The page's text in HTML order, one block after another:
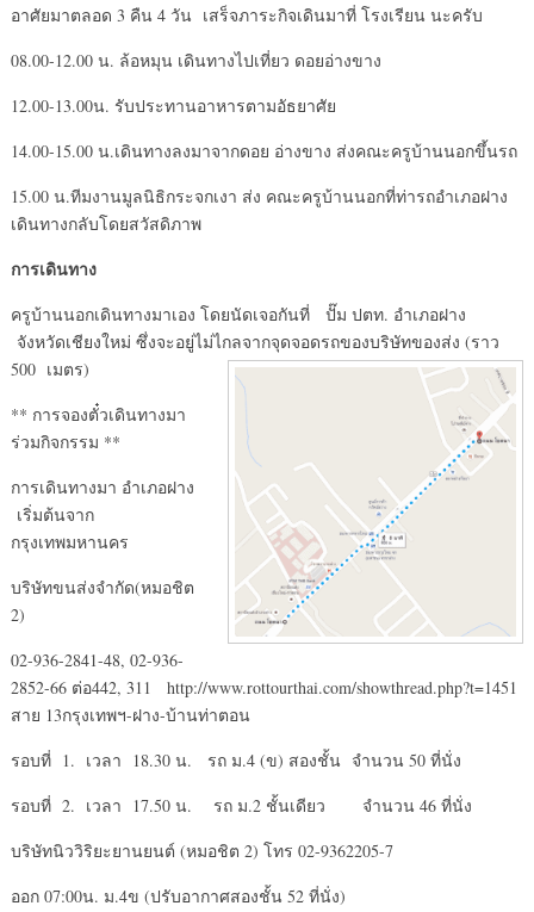
อาศัยมาตลอด 3 คืน 4 วัน เสร็จภาระกิจเดินมาที่ โรงเรียน นะครับ
08.00-12.00 น. ล้อหมุน เดินทางไปเที่ยว ดอยอ่างขาง
12.00-13.00น. รับประทานอาหารตามอัธยาศัย
14.00-15.00 น.เดินทางลงมาจากดอย อ่างขาง ส่งคณะครูบ้านนอกขึ้นรถ
15.00 น.ทีมงานมูลนิธิกระจกเงา ส่ง คณะครูบ้านนอกที่ท่ารถอำเภอฝาง
เดินทางกลับโดยสวัสดิภาพ
การเดินทาง
ครูบ้านนอกเดินทางมาเอง โดยนัดเจอกันที่ ปั๊ม ปตท. อำเภอฝาง
จังหวัดเชียงใหม่ ซึ่งจะอยู่ไม่ไกลจากจุดจอดรถของบริษัทของส่ง (ราว
500 เมตร)
** การจองตั๋วเดินทางมา
ร่วมกิจกรรม **
การเดินทางมา อำเภอฝาง
เริ่มต้นจาก
กรุงเทพมหานคร
บริษัทขนส่งจำกัด(หมอชิต
2)
02-936-2841-48, 02-936-
2852-66 ต่อ442, 311 http://www.rottourthai.com/showthread.php?t=1451
สาย 13กรุงเทพฯ-ฝาง-บ้านท่าตอน
รอบที่ 1. เวลา 18.30 น. รถ ม.4 (ข) สองชั้น จำนวน 50 ที่นั่ง
รอบที่ 2. เวลา 17.50 น. รถ ม.2 ชั้นเดียว จำนวน 46 ที่นั่ง
บริษัทนิววิริยะยานยนต์ (หมอชิต 2) โทร 02-9362205-7
ออก 07:00น. ม.4ข (ปรับอากาศสองชั้น 52 ที่นั่ง)